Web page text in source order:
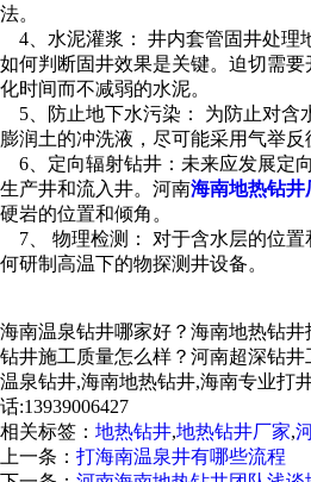
法。
4、水泥灌浆： 井内套管固井处理
如何判断固井效果是关键。迫切需
化时间而不减弱的水泥。
5、防止地下水污染： 为防止对含
膨润土的冲洗液，尽可能采用气举反
6、定向辐射钻井：未来应发展定
生产井和流入井。河南海南地热钻井
硬岩的位置和倾角。
7、 物理检测： 对于含水层的位置
何研制高温下的物探测井设备。
海南温泉钻井哪家好？海南地热钻
钻井施工质量怎么样？河南超深钻
温泉钻井,海南地热钻井,海南专业打
话:13939006427
相关标签： 地热钻井,地热钻井厂家,
上一条： 打海南温泉井有哪些流程